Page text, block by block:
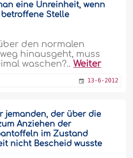
eine Unreinheit, wenn
Stelle
den normalen
hinausgeht, muss
waschen?..Weiter
13-6-2012
jemanden, der über die
Anziehen der
im Zustand
nicht Bescheid wusste